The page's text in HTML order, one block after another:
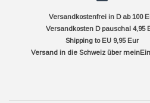
Versandkostenfrei in D ab 100
Versandkosten D pauschal 4,95
Shipping to EU 9,95 Eur
Versand in die Schweiz über